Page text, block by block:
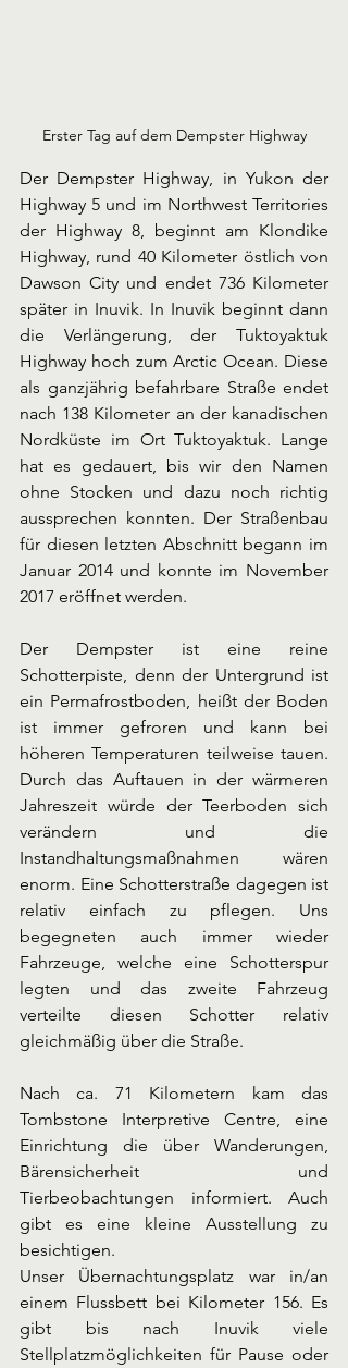
Erster Tag auf dem Dempster Highway
Der Dempster Highway, in Yukon der
Highway 5 und im Northwest Territories
der Highway 8, beginnt am Klondike
Highway, rund 40 Kilometer östlich von
Dawson City und endet 736 Kilometer
später in Inuvik. In Inuvik beginnt dann
die Verlängerung, der Tuktoyaktuk
Highway hoch zum Arctic Ocean. Diese
als ganzjährig befahrbare Straße endet
nach 138 Kilometer an der kanadischen
Nordküste im Ort Tuktoyaktuk. Lange
hat es gedauert, bis wir den Namen
ohne Stocken und dazu noch richtig
aussprechen konnten. Der Straßenbau
für diesen letzten Abschnitt begann im
Januar 2014 und konnte im November
2017 eröffnet werden.
Der Dempster ist eine reine
Schotterpiste, denn der Untergrund ist
ein Permafrostboden, heißt der Boden
ist immer gefroren und kann bei
höheren Temperaturen teilweise tauen.
Durch das Auftauen in der wärmeren
Jahreszeit würde der Teerboden sich
verändern und die
Instandhaltungsmaßnahmen wären
enorm. Eine Schotterstraße dagegen ist
relativ einfach zu pflegen. Uns
begegneten auch immer wieder
Fahrzeuge, welche eine Schotterspur
legten und das zweite Fahrzeug
verteilte diesen Schotter relativ
gleichmäßig über die Straße.
Nach ca. 71 Kilometern kam das
Tombstone Interpretive Centre, eine
Einrichtung die über Wanderungen,
Bärensicherheit und
Tierbeobachtungen informiert. Auch
gibt es eine kleine Ausstellung zu
besichtigen.
Unser Übernachtungsplatz war in/an
einem Flussbett bei Kilometer 156. Es
gibt bis nach Inuvik viele
Stellplatzmöglichkeiten für Pause oder